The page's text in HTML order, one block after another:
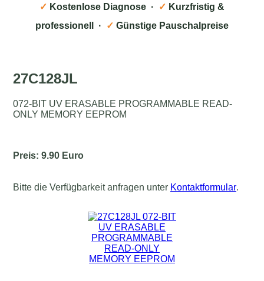
✓ Kostenlose Diagnose · ✓ Kurzfristig &
professionell ·
✓ Günstige Pauschalpreise
27C128JL
072-BIT UV ERASABLE PROGRAMMABLE READ-
ONLY MEMORY EEPROM
Preis: 9.90 Euro
Bitte die Verfügbarkeit anfragen unter Kontaktformular.